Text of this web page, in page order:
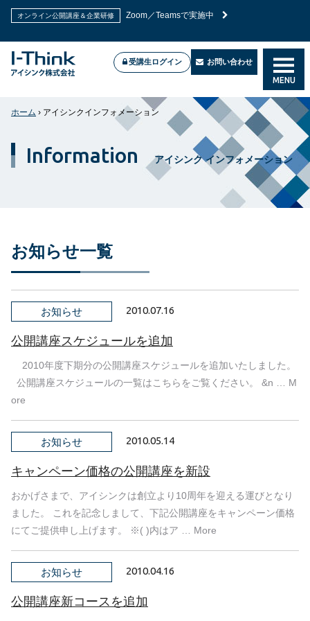
オンライン公開講座＆企業研修 Zoom／Teamsで実施中
受講生ログイン お問い合わせ
MENU
Information アイシンク インフォメーション
ホーム › アイシンクインフォメーション
お知らせ一覧
お知らせ 2010.07.16
公開講座スケジュールを追加
2010年度下期分の公開講座スケジュールを追加いたしました。
公開講座スケジュールの一覧はこちらをご覧ください。 &n … M
ore
お知らせ 2010.05.14
キャンペーン価格の公開講座を新設
おかげさまで、アイシンクは創立より10周年を迎える運びとなり
ました。 これを記念しまして、下記公開講座をキャンペーン価格
にてご提供申し上げます。 ※( )内はア … More
お知らせ 2010.04.16
公開講座新コースを追加